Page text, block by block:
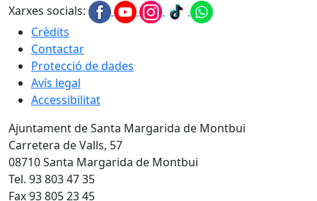
Xarxes socials:
Crèdits
Contactar
Protecció de dades
Avís legal
Accessibilitat
Ajuntament de Santa Margarida de Montbui
Carretera de Valls, 57
08710 Santa Margarida de Montbui
Tel. 93 803 47 35
Fax 93 805 23 45